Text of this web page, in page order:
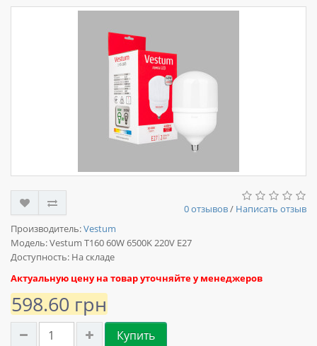
0 отзывов/ Написать отзыв
Производитель:Vestum
Модель:Vestum T160 60W 6500K 220V E27
Доступность: На складе
Актуальную цену на товар уточняйте у менеджеров
598.60 грн
Купить